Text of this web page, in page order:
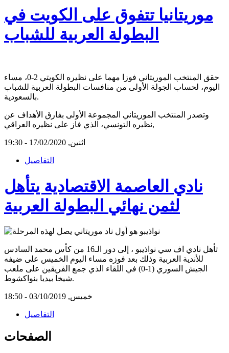
موريتانيا تتفوق على الكويت في
البطولة العربية للشباب
حقق المنتخب الموريتاني فوزا مهما على نظيره الكويتي 2-0، مساء
اليوم، لحساب الجولة الأولى من منافسات البطولة العربية للشباب
بالسعودية.
وتصدر المنتخب الموريتاني المجموعة الأولى بفارق الأهداف عن
نظيره التونسي، الذي فاز على نظيره العراقي,
اثنين, 17/02/2020 - 19:30
التفاصيل
نادي العاصمة الاقتصادية يتأهل
لثمن نهائي البطولة العربية
تأهل نادي اف سي نواذيبو ، إلى دور الـ16 من كأس محمد السادس
للأندية العربية وذلك بعد فوزه مساء اليوم الخميس على ضيفه
الجيش السوري (1-0) في اللقاء الذي جمع الفريقين على ملعب
شيخا بيديا بنواكشوط.
خميس, 03/10/2019 - 18:50
التفاصيل
الصفحات